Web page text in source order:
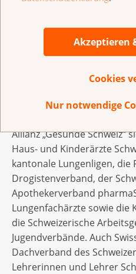
Akzeptieren
Cookies
Nur notwendige
Wer trägt die Initiative
Jugendlichen vor
Allianz „Gesunde
Haus- und Kinderärzte
kantonale Lungenligen, die
Drogistenverband, der
Apothekerverband
Lungenfachärzte sowie die
die Schweizerische
Jugendverbände. Auch
Dachverband des
Lehrerinnen und Lehrer